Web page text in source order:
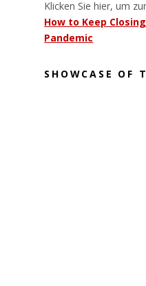
Klicken Sie hier, um
How to Keep
Pandemic
SHOWCASE OF